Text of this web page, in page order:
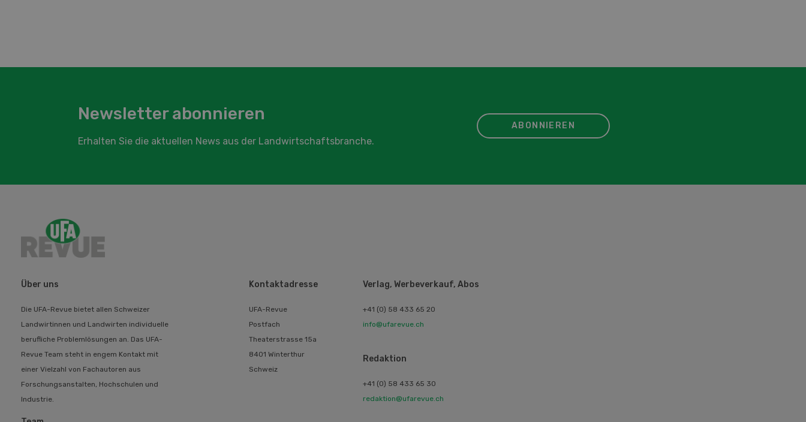
Newsletter abonnieren
Erhalten Sie die aktuellen News aus der Landwirtschaftsbranche.
ABONNIEREN
Über uns
Die UFA-Revue bietet allen Schweizer
Landwirtinnen und Landwirten individuelle
berufliche Problemlösungen an. Das UFA-
Revue Team steht in engem Kontakt mit
einer Vielzahl von Fachautoren aus
Forschungsanstalten, Hochschulen und
Industrie.
Kontaktadresse
UFA-Revue
Postfach
Theaterstrasse 15a
8401 Winterthur
Schweiz
Verlag, Werbeverkauf, Abos
+41 (0) 58 433 65 20
info@ufarevue.ch
Redaktion
+41 (0) 58 433 65 30
redaktion@ufarevue.ch